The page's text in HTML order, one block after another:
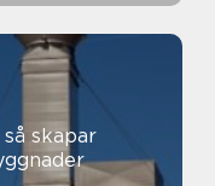
skapar